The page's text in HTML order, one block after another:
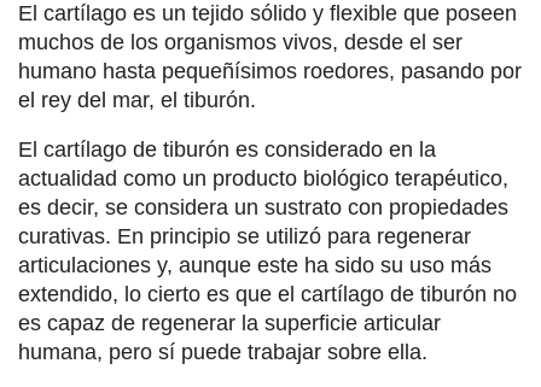
El cartílago es un tejido sólido y flexible que poseen
muchos de los organismos vivos, desde el ser
humano hasta pequeñísimos roedores, pasando por
el rey del mar, el tiburón.
El cartílago de tiburón es considerado en la
actualidad como un producto biológico terapéutico,
es decir, se considera un sustrato con propiedades
curativas. En principio se utilizó para regenerar
articulaciones y, aunque este ha sido su uso más
extendido, lo cierto es que el cartílago de tiburón no
es capaz de regenerar la superficie articular
humana, pero sí puede trabajar sobre ella.